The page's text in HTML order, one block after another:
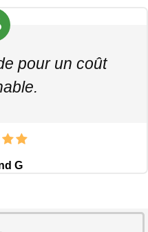
pour un coût
G